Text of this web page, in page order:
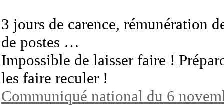
3 jours de carence, rémunération
de postes …
Impossible de laisser faire !
les faire reculer !
Communiqué national du 6